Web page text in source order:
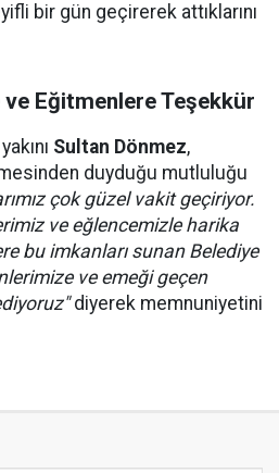
bir gün geçirerek attıklarını
Eğitmenlere Teşekkür
Sultan Dönmez,
duyduğu mutluluğu
çok güzel vakit geçiriyor.
ve eğlencemizle harika
bu imkanları sunan Belediye
ve emeği geçen
diyerek memnuniyetini